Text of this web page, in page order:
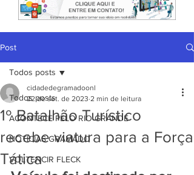
Post
Todos posts
ACONTECE PELO RIO GRANDE
NOTÍCIAS GRAMADO
VOLTENCIR FLECK
Todos posts
1º Batalhão Turístico
recebe viatura para a Força
Tática
cidadedegramadoonl
22 de set. de 2023 2 min de leitura